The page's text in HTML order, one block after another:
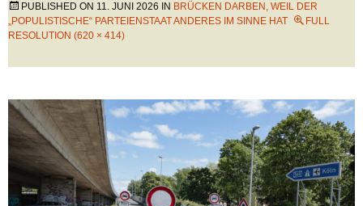
PUBLISHED ON 11. JUNI 2026 IN BRÜCKEN DARBEN, WEIL DER
„POPULISTISCHE“ PARTEIENSTAAT ANDERES IM SINNE HAT
FULL
RESOLUTION (620 × 414)